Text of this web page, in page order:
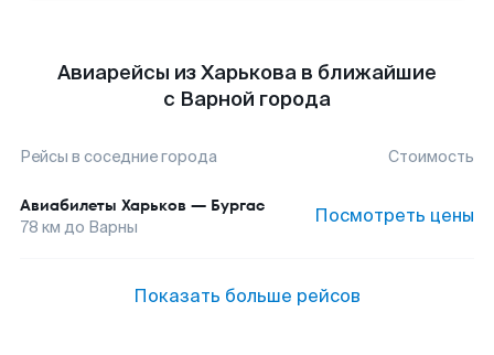
Авиарейсы из Харькова в ближайшие
с Варной города
Рейсы в соседние города Стоимость
Авиабилеты Харьков — Бургас
78 км до Варны Посмотреть цены
Показать больше рейсов